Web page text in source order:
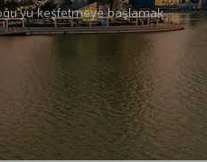
keşfetmeye başlamak